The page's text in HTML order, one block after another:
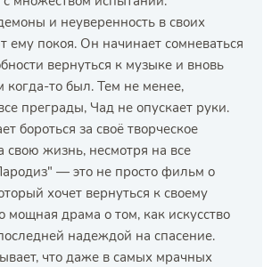
и неуверенность в своих
ему покоя. Он начинает сомневаться
вернуться к музыке и вновь
когда-то был. Тем не менее,
преграды, Чад не опускает руки.
бороться за своё творческое
свою жизнь, несмотря на все
— это не просто фильм о
хочет вернуться к своему
мощная драма о том, как искусство
надеждой на спасение.
что даже в самых мрачных